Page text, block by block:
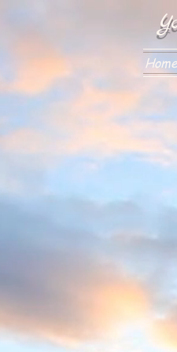
Home